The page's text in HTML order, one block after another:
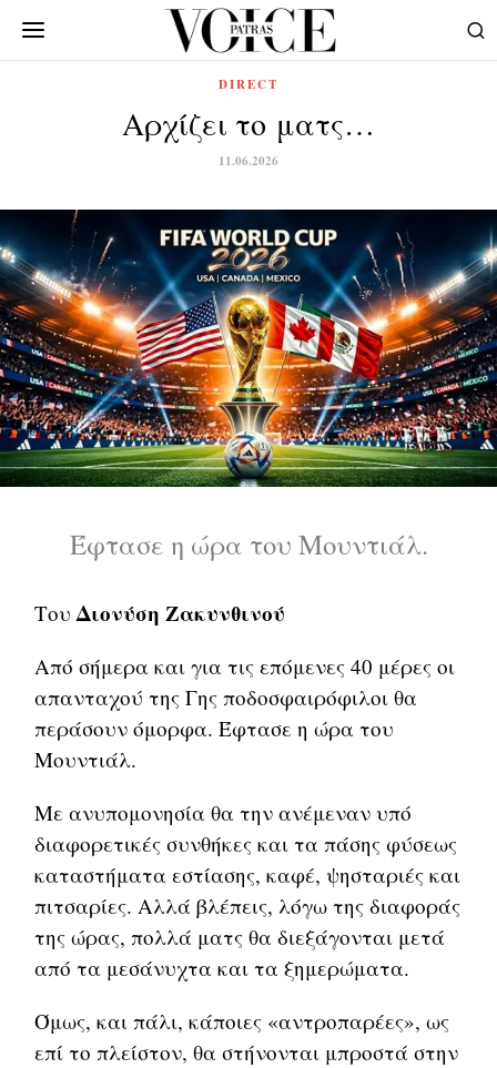
DIRECT
Αρχίζει το ματς…
11.06.2026
Έφτασε η ώρα του Μουντιάλ.
ΤουΔιονύση Ζακυνθινού
Από σήμερα και για τις επόμενες 40 μέρες οι
απανταχού της Γης ποδοσφαιρόφιλοι θα
περάσουν όμορφα. Έφτασε η ώρα του
Μουντιάλ.
Με ανυπομονησία θα την ανέμεναν υπό
διαφορετικές συνθήκες και τα πάσης φύσεως
καταστήματα εστίασης, καφέ, ψησταριές και
πιτσαρίες. Αλλά βλέπεις, λόγω της διαφοράς
της ώρας, πολλά ματς θα διεξάγονται μετά
από τα μεσάνυχτα και τα ξημερώματα.
Όμως, και πάλι, κάποιες «αντροπαρέες», ως
επί το πλείστον, θα στήνονται μπροστά στην